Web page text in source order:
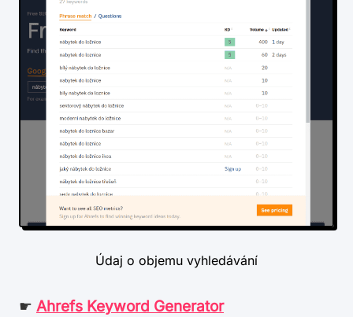
Údaj o objemu vyhledávání
☛ Ahrefs Keyword Generator